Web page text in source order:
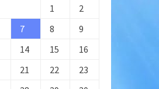
1
2
7 8
9
14 15
16
21 22
23